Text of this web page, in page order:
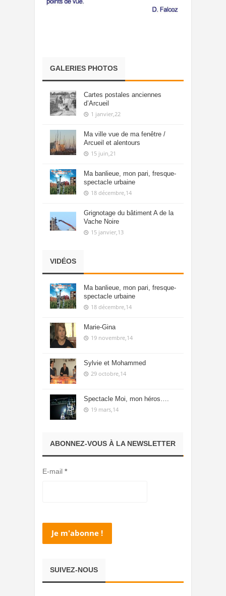
GALERIES PHOTOS
Cartes postales anciennes
d’Arcueil
1 janvier,22
Ma ville vue de ma fenêtre /
Arcueil et alentours
15 juin,21
Ma banlieue, mon pari, fresque-
spectacle urbaine
18 décembre,14
Grignotage du bâtiment A de la
Vache Noire
15 janvier,13
VIDÉOS
Ma banlieue, mon pari, fresque-
spectacle urbaine
18 décembre,14
Marie-Gina
19 novembre,14
Sylvie et Mohammed
29 octobre,14
Spectacle Moi, mon héros….
19 mars,14
ABONNEZ-VOUS À LA NEWSLETTER
E-mail *
SUIVEZ-NOUS